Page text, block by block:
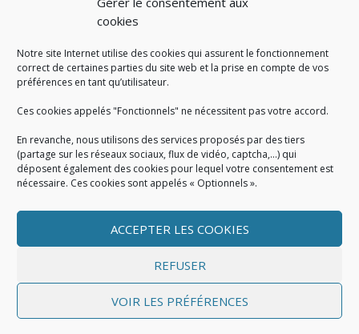
cookies
Notre site Internet utilise des cookies qui assurent le fonctionnement
correct de certaines parties du site web et la prise en compte de vos
préférences en tant qu’utilisateur.
Ces cookies appelés "Fonctionnels" ne nécessitent pas votre accord.
En revanche, nous utilisons des services proposés par des tiers
(partage sur les réseaux sociaux, flux de vidéo, captcha,...) qui
déposent également des cookies pour lequel votre consentement est
nécessaire. Ces cookies sont appelés « Optionnels ».
ACCEPTER LES COOKIES
REFUSER
VOIR LES PRÉFÉRENCES
MENTIONS LÉGALES
Politique de cookies